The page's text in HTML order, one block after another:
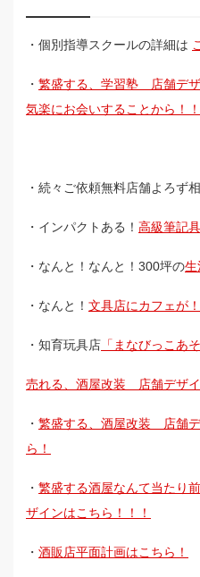
・個別指導スクールの詳細は
・ 繁盛する、学習塾 店舗デ
気楽にお会いすることから！！
・続々ご依頼無料店舗よろず
・インパクトある！ 高級筆記
・なんと！なんと！300坪の生
・なんと！ 文具店にカフェが！
・知育玩具店 「まなびっこあ
売れる、酒屋改装 店舗デザイ
・ 繁盛する、酒屋改装 店舗
ら！
・ 繁盛する酒屋なんて当たり
ザインはこちら！！！
・ 酒販店平面計画はこちら！